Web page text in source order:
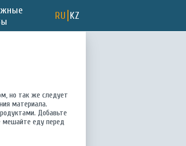
RU KZ
но так же следует
материала.
Добавьте
мешайте еду перед